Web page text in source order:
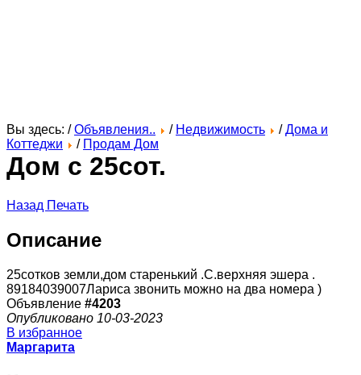
Вы здесь: /Объявления.. / Недвижимость /Дома и
Коттеджи
/ Продам Дом
Дом с 25сот.
Назад Печать
Описание
25сотков земли,дом старенький .С.верхняя эшера .
89184039007Лариса звонить можно на два номера )
Объявление #4203
Опубликовано 10-03-2023
В избранное
Маргарита